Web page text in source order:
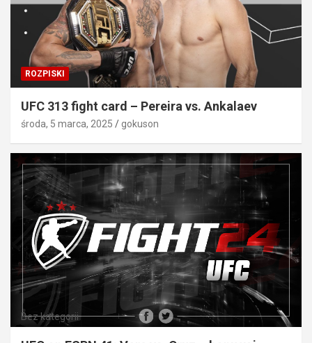
ROZPISKI
UFC 313 fight card – Pereira vs. Ankalaev
środa, 5 marca, 2025 gokuson
Bez kategorii